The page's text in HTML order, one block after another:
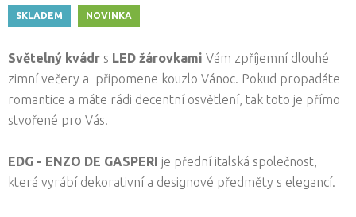
SKLADEM NOVINKA
Světelný kvádr s LED žárovkami Vám zpříjemní dlouhé
zimní večery a připomene kouzlo Vánoc. Pokud propadáte
romantice a máte rádi decentní osvětlení, tak toto je přímo
stvořené pro Vás.
EDG - ENZO DE GASPERI je přední italská společnost,
která vyrábí dekorativní a designové předměty s elegancí.